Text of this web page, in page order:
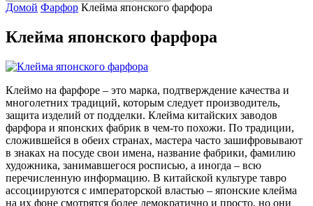
Домой Фарфор Клейма японского фарфора
Клейма японского фарфора
Клеймо на фарфоре – это марка, подтверждение качества и
многолетних традиций, которым следует производитель,
защита изделий от подделки. Клейма китайских заводов
фарфора и японских фабрик в чем-то похожи. По традиции,
сложившейся в обеих странах, мастера часто зашифровывают
в знаках на посуде свои имена, название фабрики, фамилию
художника, занимавшегося росписью, а иногда – всю
перечисленную информацию. В китайской культуре тавро
ассоциируются с императорской властью – японские клейма
на их фоне смотрятся более демократично и просто, но они